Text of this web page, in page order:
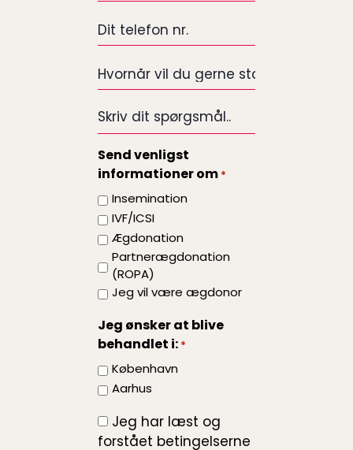
Dit
*
Hvornår
gerne
på
din
behandling?
Skriv
spørgsmål..
Send venligst
informationer om *
Insemination
IVF/ICSI
Ægdonation
Partnerægdonation
(ROPA)
Jeg vil være ægdonor
Jeg ønsker at blive
behandlet i: *
København
Aarhus
Jeg har læst og
forstået betingelserne